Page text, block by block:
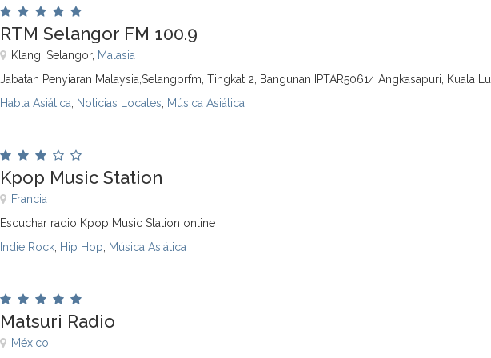
RTM Selangor FM 100.9
Klang, Selangor, Malasia
Jabatan Penyiaran Malaysia,Selangorfm, Tingkat 2, Bangunan IPTAR50614 Angkasapuri, Kuala
Habla Asiática
Noticias Locales Música Asiática
Kpop Music Station
Francia
Escuchar radio Kpop Music Station online
Indie Rock Hip Hop Música Asiática
Matsuri Radio
México